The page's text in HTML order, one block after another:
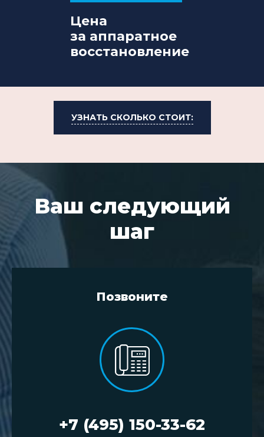
Цена
за аппаратное
восстановление
УЗНАТЬ СКОЛЬКО СТОИТ:
Ваш следующий
шаг
Позвоните
+7 (495) 150-33-62